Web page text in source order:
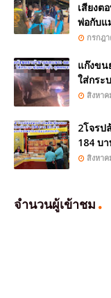
เสียงต
พ่อกับแ
กรกฎ
แก๊งขน
ใส่กระ
สิงหาค
2โจรป
184 บ
สิงหาค
จำนวนผู้เข้าชม